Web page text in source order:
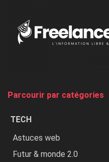
Parcourir par catégories
TECH
Astuces web
Futur & monde 2.0